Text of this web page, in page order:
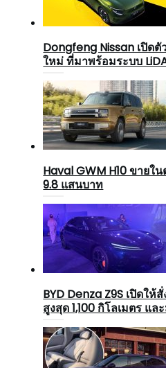
Dongfeng Nissan เปิดตั
ใหม่ ที่มาพร้อมระบบ
Haval GWM H10 ขายใ
9.8 แสนบาท
BYD Denza Z9S เปิดให้
สูงสุด 1,100 กิโลเมตร แ